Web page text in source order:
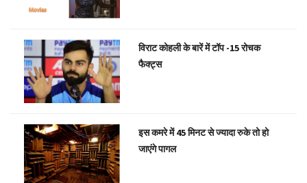
विराट कोहली के बारें में टॉप -15 रोचक
फैक्ट्स
इस कमरे में 45 मिनट से ज्यादा रुके तो हो
जाएंगे पागल